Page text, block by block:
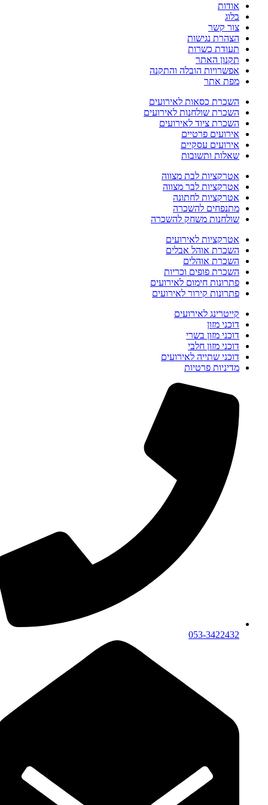
אודות
בלוג
צור קשר
הצהרת נגישות
תעודת כשרות
תקנון האתר
אפשרויות הובלה והתקנה
מפת אתר
השכרת כסאות לאירועים
השכרת שולחנות לאירועים
השכרת ציוד לאירועים
אירועים פרטיים
אירועים עסקיים
שאלות ותשובות
אטרקציות לבת מצווה
אטרקציות לבר מצווה
אטרקציות לחתונה
מתנפחים להשכרה
שולחנות משחק להשכרה
אטרקציות לאירועים
השכרת אוהל אבלים
השכרת אוהלים
השכרת פופים וכריות
פתרונות חימום לאירועים
פתרונות קירור לאירועים
קייטרינג לאירועים
דוכני מזון
דוכני מזון בשרי
דוכני מזון חלבי
דוכני שתייה לאירועים
מדיניות פרטיות
053-3422432